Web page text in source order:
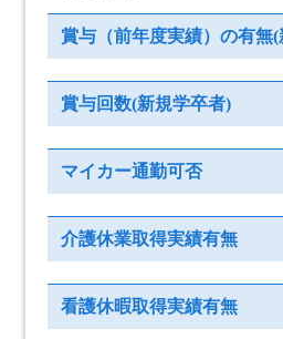
賞与（前年度実績）の有無
賞与回数(新規学卒者)
マイカー通勤可否
介護休業取得実績有無
看護休暇取得実績有無